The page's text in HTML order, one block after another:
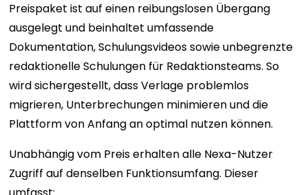
Preispaket ist auf einen reibungslosen Übergang
ausgelegt und beinhaltet umfassende
Dokumentation, Schulungsvideos sowie unbegrenzte
redaktionelle Schulungen für Redaktionsteams. So
wird sichergestellt, dass Verlage problemlos
migrieren, Unterbrechungen minimieren und die
Plattform von Anfang an optimal nutzen können.
Unabhängig vom Preis erhalten alle Nexa-Nutzer
Zugriff auf denselben Funktionsumfang. Dieser